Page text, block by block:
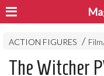
ACTION FIGURES
The Witcher